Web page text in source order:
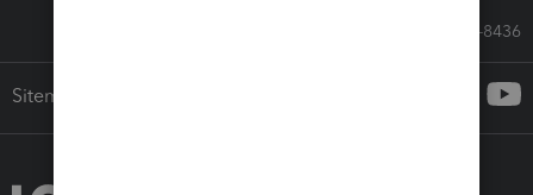
Call Sales: 833-564-8436
Sitemap